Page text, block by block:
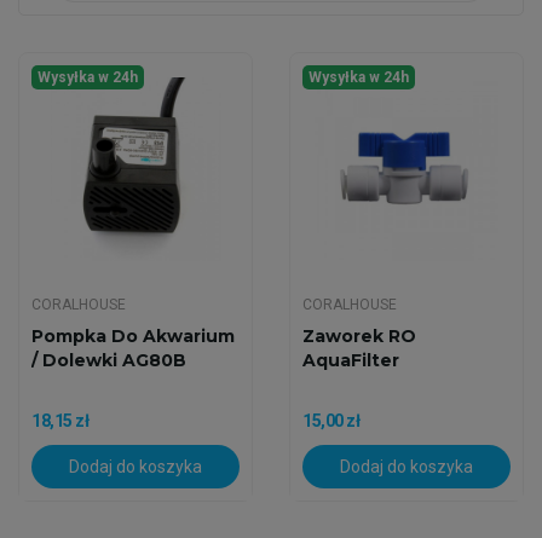
Wysyłka w 24h
CORALHOUSE
Pompka Do Akwarium
/ Dolewki AG80B
18,15 zł
Dodaj do koszyka
Wysyłka w 24h
CORALHOUSE
Zaworek RO
AquaFilter
15,00 zł
Dodaj do koszyka